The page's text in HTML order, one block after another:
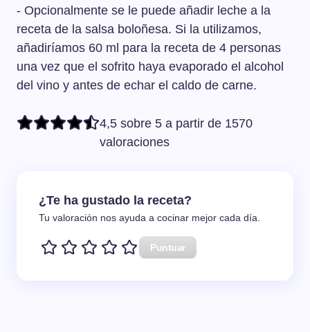
- Opcionalmente se le puede añadir leche a la
receta de la salsa boloñesa. Si la utilizamos,
añadiríamos 60 ml para la receta de 4 personas
una vez que el sofrito haya evaporado el alcohol
del vino y antes de echar el caldo de carne.
4,5 sobre 5 a partir de 1570
valoraciones
¿Te ha gustado la receta?
Tu valoración nos ayuda a cocinar mejor cada día.
Puntuar